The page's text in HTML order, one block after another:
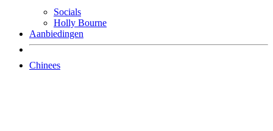
Socials
Holly Bourne
Aanbiedingen
Chinees